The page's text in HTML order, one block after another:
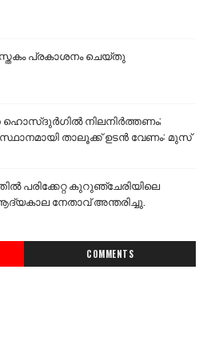
പ്രകാശനം ചെയ്തു
ഹൊസ്ദുർഗിൽ നിലനിർത്തണം;
താലൂക്ക് ഉടൻ വേണം: മുസ്
പരിക്കേറ്റ കുറുഞ്ചേരിയിലെ
നേതാവ് അന്തരിച്ചു.
COMMENTS